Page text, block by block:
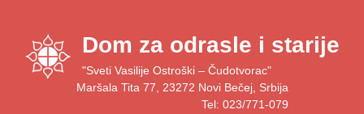
content
Dom za odrasle i starije
"Sveti Vasilije Ostroški – Čudotvorac"
Maršala Tita 77, 23272 Novi Bečej, Srbija
Tel: 023/771-079